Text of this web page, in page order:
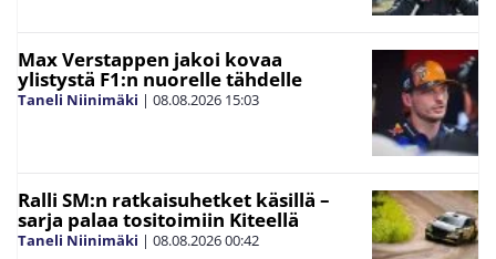
Max Verstappen jakoi kovaa
ylistystä F1:n nuorelle tähdelle
Taneli Niinimäki | 08.08.2026 15:03
Ralli SM:n ratkaisuhetket käsillä –
sarja palaa tositoimiin Kiteellä
Taneli Niinimäki | 08.08.202600:42